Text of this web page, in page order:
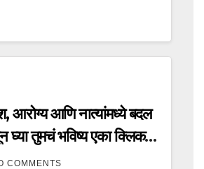
आरोग्य आणि नात्यांमध्ये बदल
घ्या तुमचं भविष्य एका क्लिक
COMMENTS